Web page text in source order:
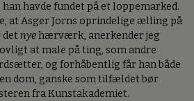
havde fundet på et loppemarked.
at Asger Jorns oprindelige ælling på
det nyehærværk, anerkender jeg
at male på ting, som andre
og forhåbentlig får han både
dom, ganske som tilfældet bør
fra Kunstakademiet.